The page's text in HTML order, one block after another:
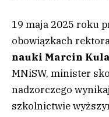
19 maja 2025 roku
obowiązkach
nauki Marcin
MNiSW, minister
nadzorczego
szkolnictwie